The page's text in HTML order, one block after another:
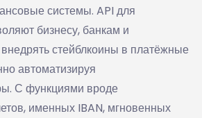
системы. API для
бизнесу, банкам и
стейблкоины в платёжные
автоматизируя
С функциями вроде
именных IBAN, мгновенных